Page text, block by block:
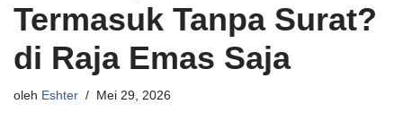
Termasuk Tanpa Surat?
di Raja Emas Saja
oleh Eshter Mei 29, 2026